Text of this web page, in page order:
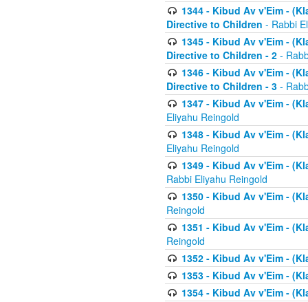
1344 - Kibud Av v'Eim -
Directive to Children - Rabbi
1345 - Kibud Av v'Eim -
Directive to Children - 2 -
1346 - Kibud Av v'Eim -
Directive to Children - 3 -
1347 - Kibud Av v'Eim -
Eliyahu Reingold
1348 - Kibud Av v'Eim -
Eliyahu Reingold
1349 - Kibud Av v'Eim -
Rabbi Eliyahu Reingold
1350 - Kibud Av v'Eim -
Reingold
1351 - Kibud Av v'Eim -
Reingold
1352 - Kibud Av v'Eim -
1353 - Kibud Av v'Eim -
1354 - Kibud Av v'Eim -